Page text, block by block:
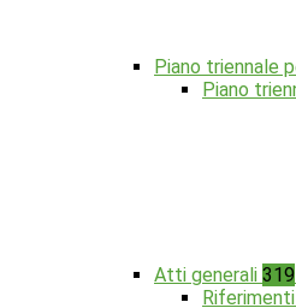
Piano triennale
Piano
Atti generali 319